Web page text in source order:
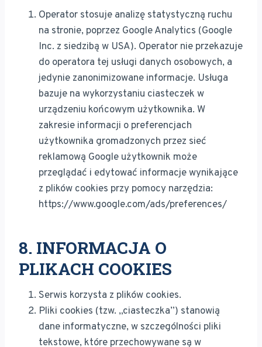
Operator stosuje analizę statystyczną ruchu
na stronie, poprzez Google Analytics (Google
Inc. z siedzibą w USA). Operator nie przekazuje
do operatora tej usługi danych osobowych, a
jedynie zanonimizowane informacje. Usługa
bazuje na wykorzystaniu ciasteczek w
urządzeniu końcowym użytkownika. W
zakresie informacji o preferencjach
użytkownika gromadzonych przez sieć
reklamową Google użytkownik może
przeglądać i edytować informacje wynikające
z plików cookies przy pomocy narzędzia:
https://www.google.com/ads/preferences/
8. INFORMACJA O
PLIKACH COOKIES
Serwis korzysta z plików cookies.
Pliki cookies (tzw. „ciasteczka”) stanowią
dane informatyczne, w szczególności pliki
tekstowe, które przechowywane są w